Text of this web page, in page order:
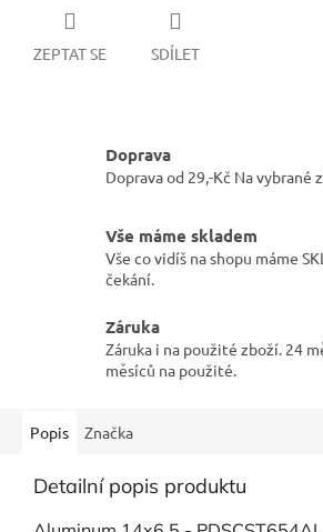
ZEPTAT SE SDÍLET
Doprava
Doprava od 29,-Kč Na vybrané
Vše máme skladem
Vše co vidíš na shopu máme
čekání.
Záruka
Záruka i na použité zboží. 24
měsíců na použité.
Popis Značka
Detailní popis produktu